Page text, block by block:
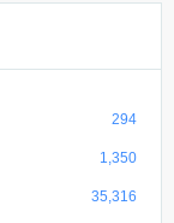
294
1,350
35,316